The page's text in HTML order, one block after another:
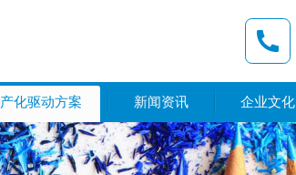
化驱动方案 新闻资讯 企业文化